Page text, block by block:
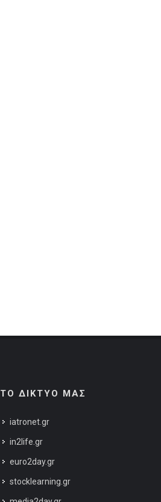
ΤΟ ΔΙΚΤΥΟ ΜΑΣ
iatronet.gr
in2life.gr
euro2day.gr
stocklearning.gr